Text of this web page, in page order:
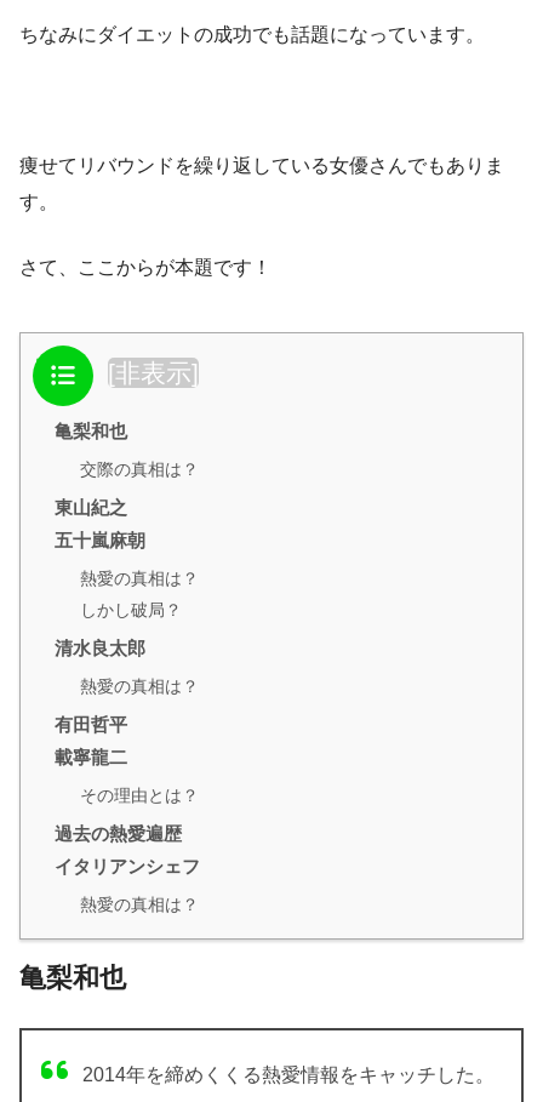
ちなみにダイエットの成功でも話題になっています。
痩せてリバウンドを繰り返している女優さんでもありま
す。
さて、ここからが本題です！
目次 [非表示]
亀梨和也
交際の真相は？
東山紀之
五十嵐麻朝
熱愛の真相は？
しかし破局？
清水良太郎
熱愛の真相は？
有田哲平
載寧龍二
その理由とは？
過去の熱愛遍歴
イタリアンシェフ
熱愛の真相は？
亀梨和也
2014年を締めくくる熱愛情報をキャッチした。